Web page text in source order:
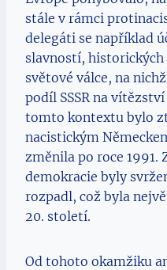
stále v rámci
delegáti se například
slavností,
světové válce, na
podíl SSSR na
tomto kontextu bylo
nacistickým
změnila po roce 1991.
demokracie byly
rozpadl, což byla
20. století.
Od tohoto okamžiku